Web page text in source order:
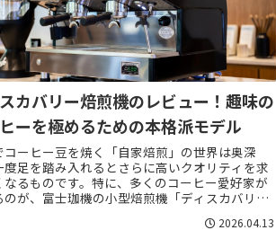
カバリー焙煎機のレビュー！趣味の
ーを極めるための本格派モデル
コーヒー豆を焼く「自家焙煎」の世界は奥深
度足を踏み入れるとさらに高いクオリティを求
なるものです。特に、多くのコーヒー愛好家が
のが、富士珈機の小型焙煎機「ディスカバリ
2026.04.13